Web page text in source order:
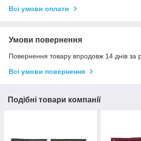
Всі умови оплати
Умови повернення
Повернення товару впродовж 14 днів за
Всі умови повернення
Подібні товари компанії